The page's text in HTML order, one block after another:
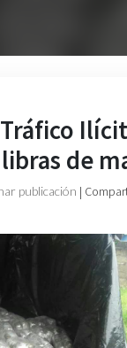
Tráfico
de
publicación |